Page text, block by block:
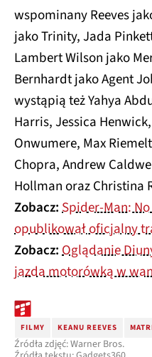
wspominany Reeves
jako Trinity, Jada
Lambert Wilson jako
Bernhardt jako Agent
wystąpią też Yahya
Harris, Jessica
Onwumere, Max
Chopra, Andrew
Hollman oraz Christina
Zobacz:Spider-Man:
opublikował oficjalny
Zobacz:Oglądanie
jazda motorówką w
FILMY KEANU REEVES
Źródła zdjęć: Warner Bros.